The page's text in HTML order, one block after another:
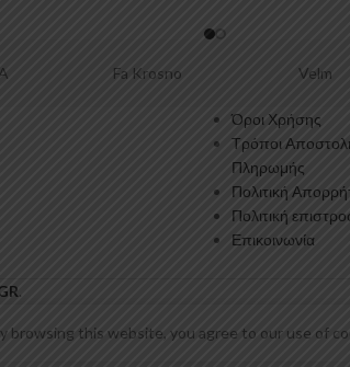
Velm
Όροι Χρήσης
Τρόποι
Πληρωμής
Πολιτική
Πολιτική
Επικοινωνία
.
this website, you agree to our use of